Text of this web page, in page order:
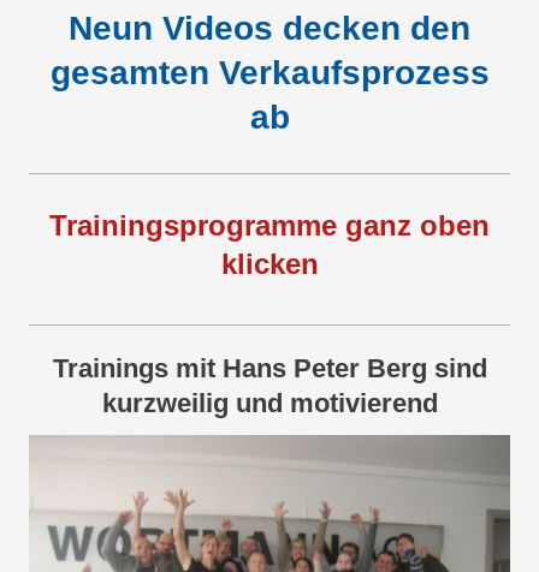
Neun Videos decken den
gesamten Verkaufsprozess
ab
Trainingsprogramme ganz oben
klicken
Trainings mit Hans Peter Berg sind
kurzweilig und motivierend